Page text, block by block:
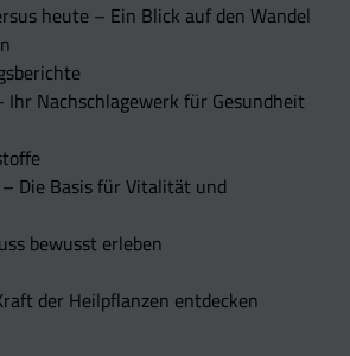
heute – Ein Blick auf den Wandel
Ihr Nachschlagewerk für Gesundheit
Die Basis für Vitalität und
bewusst erleben
der Heilpflanzen entdecken